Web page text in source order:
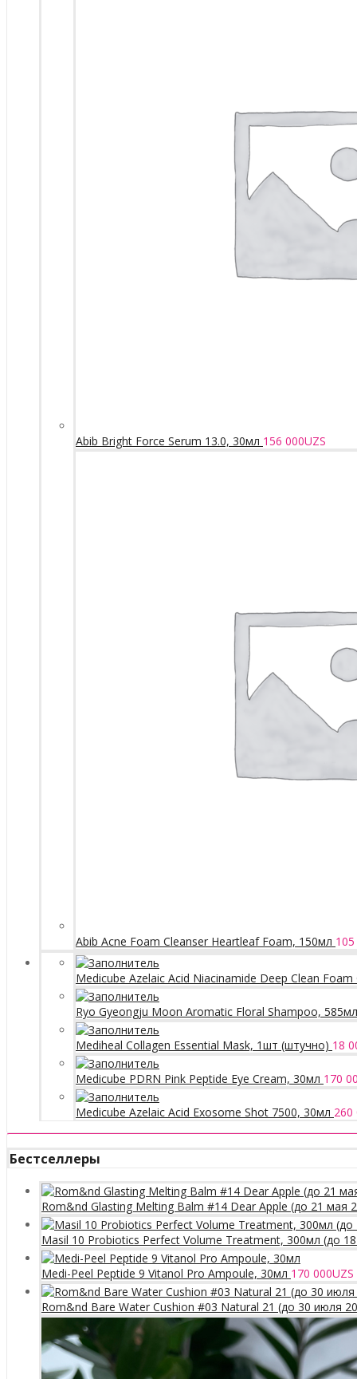
Abib Bright Force Serum 13.0, 30мл 156 000UZS
Abib Acne Foam Cleanser Heartleaf Foam, 150мл
Medicube Azelaic Acid Niacinamide Deep Clean Foam
Ryo Gyeongju Moon Aromatic Floral Shampoo, 585мл
Mediheal Collagen Essential Mask, 1шт (штучно) 18
Medicube PDRN Pink Peptide Eye Cream, 30мл 170
Medicube Azelaic Acid Exosome Shot 7500, 30мл 260
Бестселлеры
Rom&nd Glasting Melting Balm #14 Dear Apple (до 21 мая
Masil 10 Probiotics Perfect Volume Treatment, 300мл (до
Medi-Peel Peptide 9 Vitanol Pro Ampoule, 30мл 170 000UZS
Rom&nd Bare Water Cushion #03 Natural 21 (до 30 июля